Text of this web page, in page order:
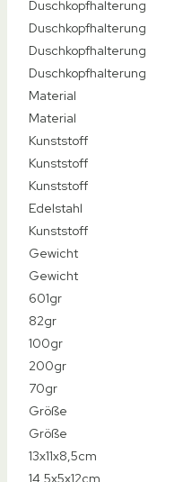
Top-Empfehlung
Preis-Tipp
Ohne Bohren
Produkt
Produkt
Hansgrohe